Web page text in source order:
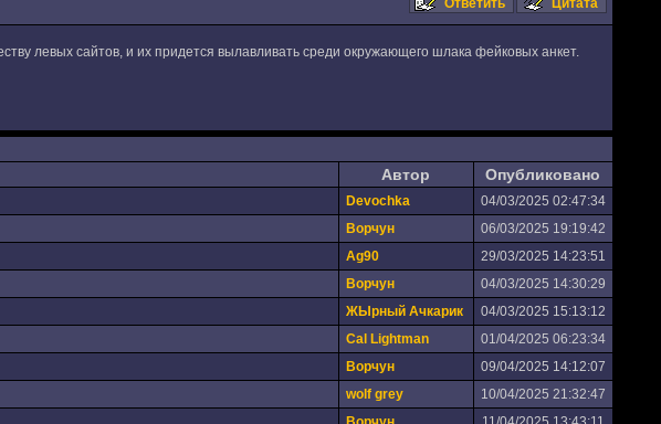
Ответить Цитата
левых сайтов, и их придется вылавливать среди окружающего шлака фейковых анкет.
Автор Опубликовано
Devochka
04/03/2025 02:47:34
Ворчун
06/03/2025 19:19:42
Ag90
29/03/2025 14:23:51
Ворчун
04/03/2025 14:30:29
ЖЫрный Ачкарик
04/03/2025 15:13:12
Cal Lightman
01/04/2025 06:23:34
Ворчун
09/04/2025 14:12:07
wolf grey
10/04/2025 21:32:47